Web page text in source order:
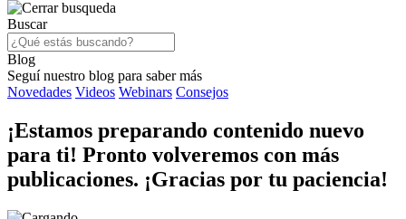
Buscar
Blog
Seguí nuestro blog para saber más
Novedades Videos Webinars Consejos
¡Estamos preparando contenido nuevo
para ti! Pronto volveremos con más
publicaciones. ¡Gracias por tu paciencia!